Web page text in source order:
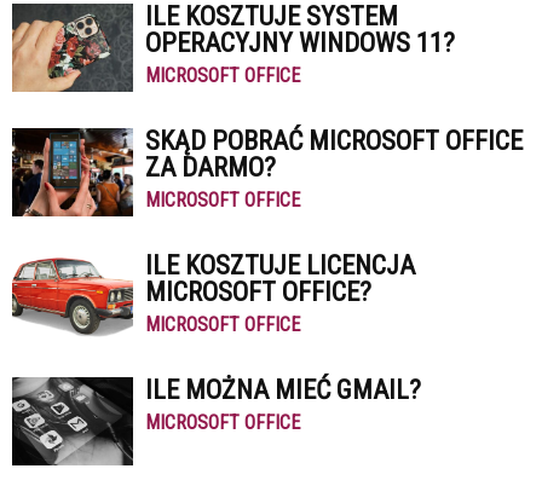
ILE KOSZTUJE SYSTEM
OPERACYJNY WINDOWS 11?
MICROSOFT OFFICE
SKĄD POBRAĆ MICROSOFT OFFICE
ZA DARMO?
MICROSOFT OFFICE
ILE KOSZTUJE LICENCJA
MICROSOFT OFFICE?
MICROSOFT OFFICE
ILE MOŻNA MIEĆ GMAIL?
MICROSOFT OFFICE